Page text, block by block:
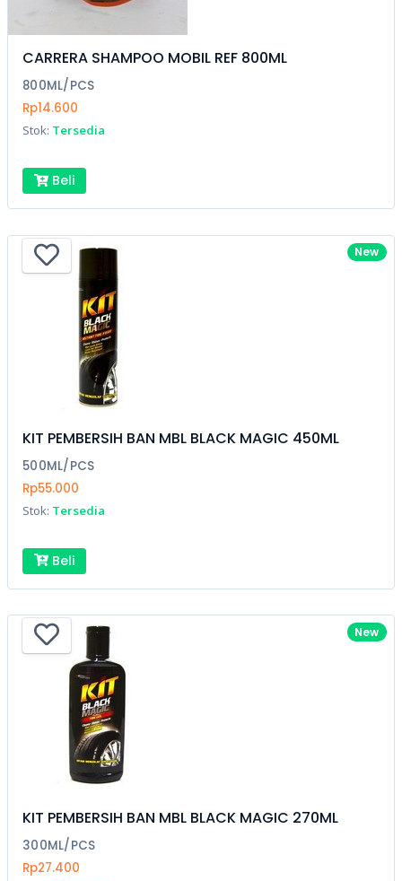
CARRERA SHAMPOO MOBIL REF 800ML
800ML/PCS
Rp14.600
Stok: Tersedia
Beli
New
KIT PEMBERSIH BAN MBL BLACK MAGIC 450ML
500ML/PCS
Rp55.000
Stok: Tersedia
Beli
New
KIT PEMBERSIH BAN MBL BLACK MAGIC 270ML
300ML/PCS
Rp27.400